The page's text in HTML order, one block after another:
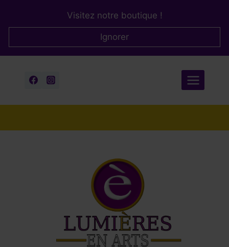
Visitez notre boutique !
Ignorer